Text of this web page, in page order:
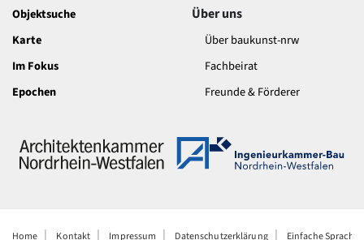
Objektsuche
Karte
Im Fokus
Epochen
Über uns
Über baukunst-nrw
Fachbeirat
Freunde & Förderer
Home Kontakt Impressum Datenschutzerklärung Einfache Sprache